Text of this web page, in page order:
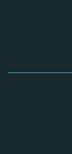
https://
services/
nouvelles-